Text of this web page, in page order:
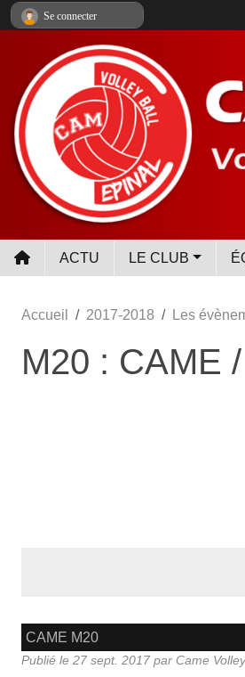
ACTU LE CLUB
Accueil 2017-2018 Les
M20 : CAME
CAME M20
Publié le 27 sept. 2017 par Came Volley
Se connecter
Panneau de gestion des cookies